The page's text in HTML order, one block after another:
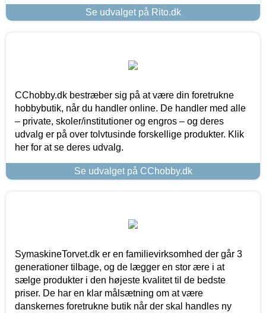
Se udvalget på Rito.dk
CChobby.dk bestræber sig på at være din foretrukne
hobbybutik, når du handler online. De handler med alle
– private, skoler/institutioner og engros – og deres
udvalg er på over tolvtusinde forskellige produkter. Klik
her for at se deres udvalg.
Se udvalget på CChobby.dk
SymaskineTorvet.dk er en familievirksomhed der går 3
generationer tilbage, og de lægger en stor ære i at
sælge produkter i den højeste kvalitet til de bedste
priser. De har en klar målsætning om at være
danskernes foretrukne butik når der skal handles ny